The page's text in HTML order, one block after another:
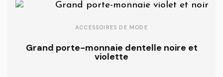
ACCESSOIRES DE MODE
Grand porte-monnaie dentelle noire et
violette